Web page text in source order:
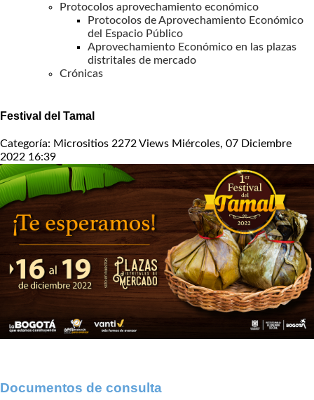
Protocolos aprovechamiento económico
Protocolos de Aprovechamiento Económico
del Espacio Público
Aprovechamiento Económico en las plazas
distritales de mercado
Crónicas
Festival del Tamal
Categoría: Micrositios 2272 Views Miércoles, 07 Diciembre
2022 16:39
Documentos de consulta